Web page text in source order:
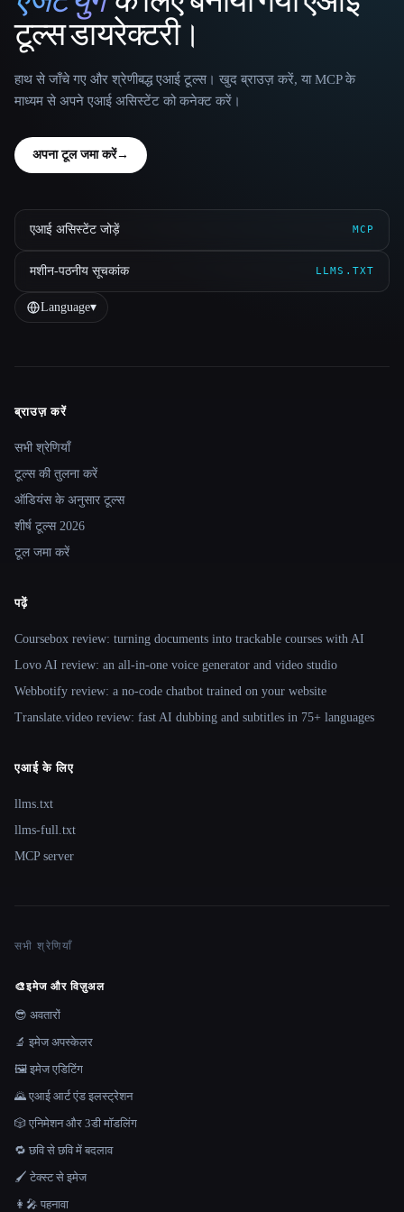
टूल्स डायरेक्टरी।
हाथ से जाँचे गए और श्रेणीबद्ध एआई टूल्स। खुद ब्राउज़ करें, या MCP के
माध्यम से अपने एआई असिस्टेंट को कनेक्ट करें।
अपना टूल जमा करें→
एआई असिस्टेंट जोड़ें MCP
मशीन-पठनीय सूचकांक LLMS.TXT
Language▾
Site navigation
ब्राउज़ करें
सभी श्रेणियाँ
टूल्स की तुलना करें
ऑडियंस के अनुसार टूल्स
शीर्ष टूल्स 2026
टूल जमा करें
पढ़ें
Coursebox review: turning documents into trackable courses with AI
Lovo AI review: an all-in-one voice generator and video studio
Webbotify review: a no-code chatbot trained on your website
Translate.video review: fast AI dubbing and subtitles in 75+ languages
एआई के लिए
llms.txt
llms-full.txt
MCP server
सभी श्रेणियाँ
🎨इमेज और विज़ुअल
😎 अवतारों
🔬 इमेज अपस्केलर
🖼️ इमेज एडिटिंग
🌄 एआई आर्ट एंड इलस्ट्रेशन
🎲 एनिमेशन और 3डी मॉडलिंग
🔁 छवि से छवि में बदलाव
🖌️ टेक्स्ट से इमेज
👩‍🎤 पहनावा